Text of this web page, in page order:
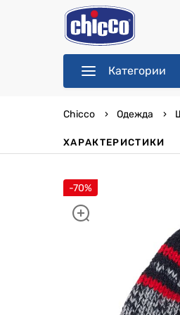
Категории
Chicco Одежда
ХАРАКТЕРИСТИКИ
-70%